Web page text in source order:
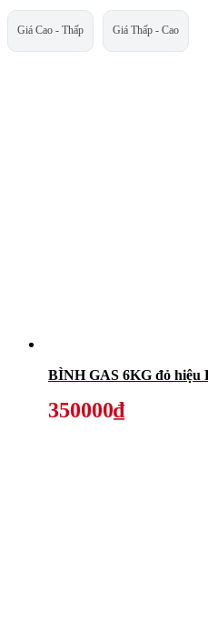
Giá Cao - Thấp Giá Thấp - Cao
BÌNH GAS 6KG đỏ
350000₫